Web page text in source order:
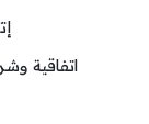
اتفاقية